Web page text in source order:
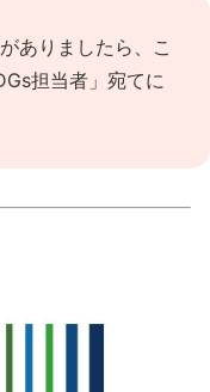
ありましたら、 こ
担当者」宛てに